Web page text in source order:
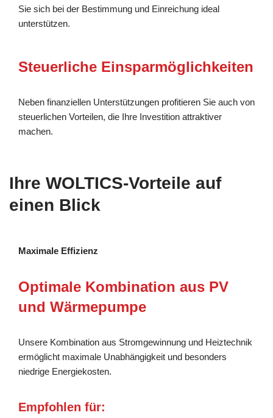
Sie sich bei der Bestimmung und Einreichung ideal
unterstützen.
Steuerliche Einsparmöglichkeiten
Neben finanziellen Unterstützungen profitieren Sie auch von
steuerlichen Vorteilen, die Ihre Investition attraktiver
machen.
Ihre WOLTICS-Vorteile auf
einen Blick
Maximale Effizienz
Optimale Kombination aus PV
und Wärmepumpe
Unsere Kombination aus Stromgewinnung und Heiztechnik
ermöglicht maximale Unabhängigkeit und besonders
niedrige Energiekosten.
Empfohlen für: